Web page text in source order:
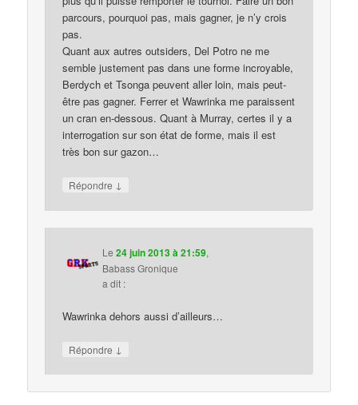
parcours, pourquoi pas, mais gagner, je n’y crois
pas.
Quant aux autres outsiders, Del Potro ne me
semble justement pas dans une forme incroyable,
Berdych et Tsonga peuvent aller loin, mais peut-
être pas gagner. Ferrer et Wawrinka me paraissent
un cran en-dessous. Quant à Murray, certes il y a
interrogation sur son état de forme, mais il est
très bon sur gazon…
Répondre ↓
Le24 juin 2013 à 21:59,
Babass Gronique
a dit :
Wawrinka dehors aussi d’ailleurs…
Répondre ↓